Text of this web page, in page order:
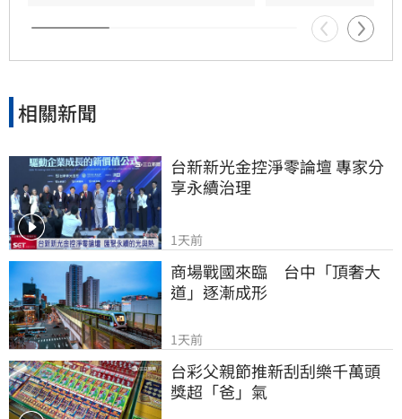
相關新聞
台新新光金控淨零論壇 專家分
享永續治理
1天前
商場戰國來臨　台中「頂奢大
道」逐漸成形
1天前
台彩父親節推新刮刮樂千萬頭
獎超「爸」氣